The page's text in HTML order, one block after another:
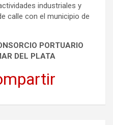
industriales y
calle con el municipio de
PORTUARIO
DEL PLATA